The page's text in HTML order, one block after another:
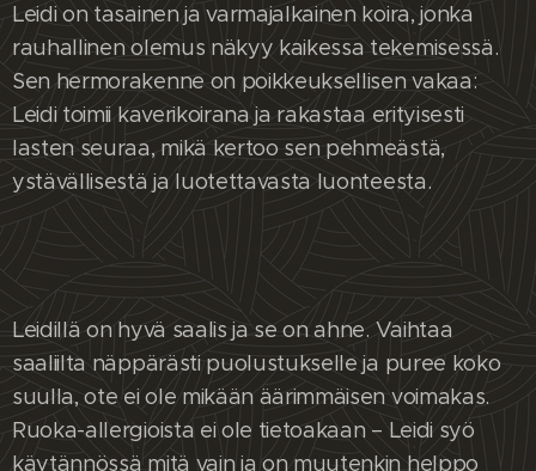
Leidi on tasainen ja varmajalkainen koira, jonka
rauhallinen olemus näkyy kaikessa tekemisessä.
Sen hermorakenne on poikkeuksellisen vakaa:
Leidi toimii kaverikoirana ja rakastaa erityisesti
lasten seuraa, mikä kertoo sen pehmeästä,
ystävällisestä ja luotettavasta luonteesta.
Leidillä on hyvä saalis ja se on ahne. Vaihtaa
saaliilta näppärästi puolustukselle ja puree koko
suulla, ote ei ole mikään äärimmäisen voimakas.
Ruoka-allergioista ei ole tietoakaan – Leidi syö
käytännössä mitä vain ja on muutenkin helppo